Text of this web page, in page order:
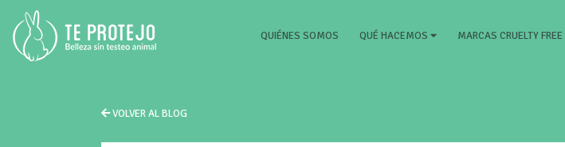
QUIÉNES SOMOS (CURRENT)
QUÉ HACEMOS MARCAS CRUELTY FREE
VOLVER AL BLOG